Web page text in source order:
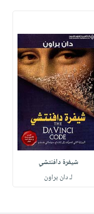
شيفرة دافنتشي
لـ دان براون